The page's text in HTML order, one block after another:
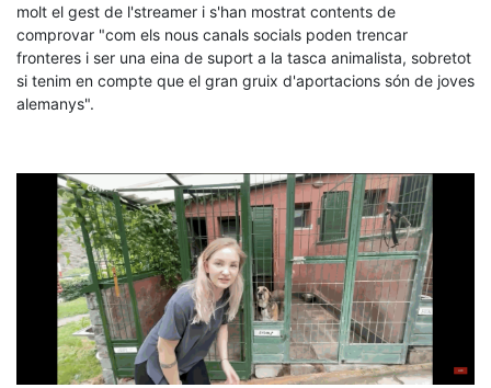
molt el gest de l'streamer i s'han mostrat contents de
comprovar "com els nous canals socials poden trencar
fronteres i ser una eina de suport a la tasca animalista, sobretot
si tenim en compte que el gran gruix d'aportacions són de joves
alemanys".